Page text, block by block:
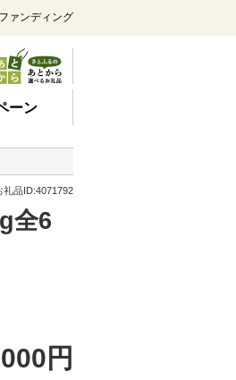
ァンディング
ーン
礼品ID:4071792
全6
円